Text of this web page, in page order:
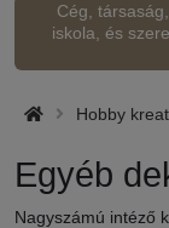
Cég,
iskola, és
Hobby
Egyéb
Nagyszámú intéző